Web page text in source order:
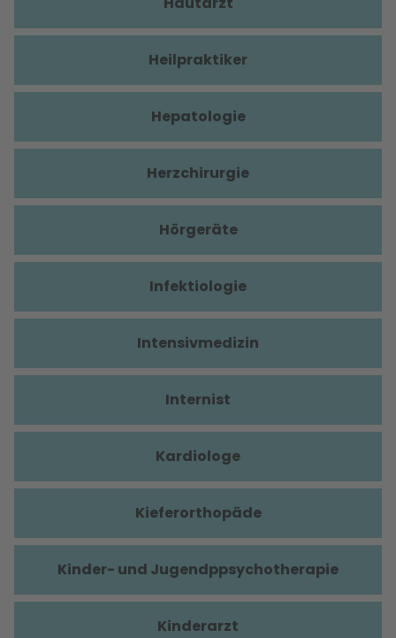
Heilpraktiker
Hepatologie
Herzchirurgie
Hörgeräte
Infektiologie
Intensivmedizin
Internist
Kardiologe
Kieferorthopäde
Kinder- und Jugendppsychotherapie
Kinderarzt